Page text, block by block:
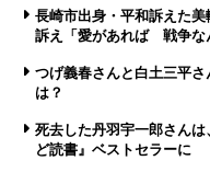
長崎市出身・平和訴えた
訴え「愛があれば 戦争な
つげ義春さんと白土三平
は？
死去した丹羽宇一郎さん
ど読書』ベストセラーに